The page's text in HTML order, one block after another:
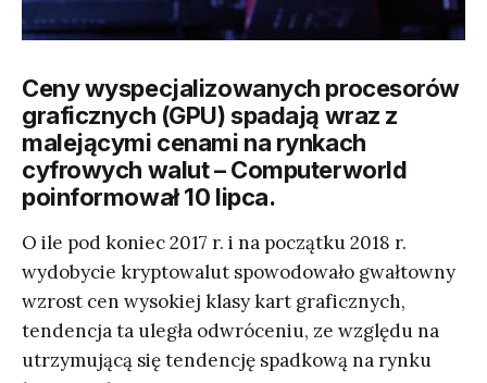
Ceny wyspecjalizowanych procesorów
graficznych (GPU) spadają wraz z
malejącymi cenami na rynkach
cyfrowych walut – Computerworld
poinformował 10 lipca.
O ile pod koniec 2017 r. i na początku 2018 r.
wydobycie kryptowalut spowodowało gwałtowny
wzrost cen wysokiej klasy kart graficznych,
tendencja ta uległa odwróceniu, ze względu na
utrzymującą się tendencję spadkową na rynku